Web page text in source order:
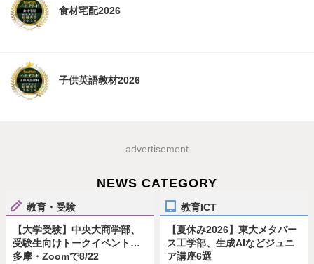
食材宅配2026
子供英語教材2026
advertisement
NEWS CATEGORY
教育・受験
【大学受験】中央大商学部、
受験生向けトークイベント…
多摩・Zoomで8/22
教育ICT
【夏休み2026】東大メタバー
ス工学部、生成AIなどジュニ
ア講座6選